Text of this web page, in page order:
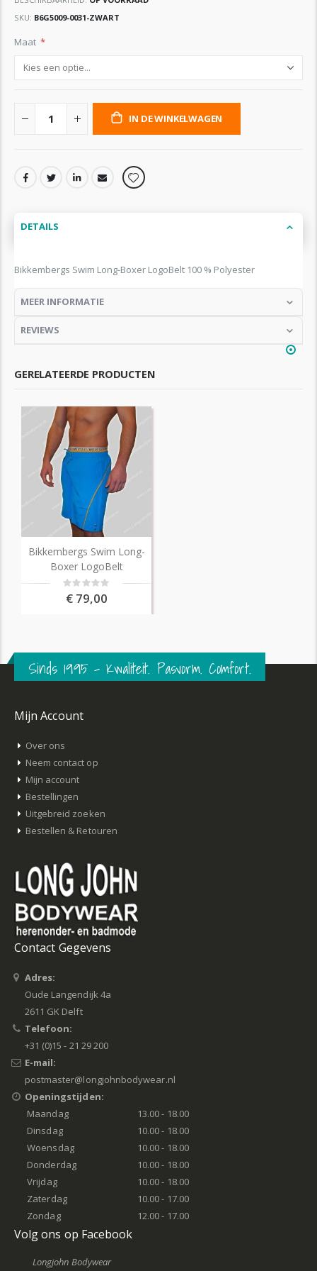
SKU B6G5009-0031-ZWART
Maat
IN DE WINKELWAGEN
DETAILS
Bikkembergs Swim Long-Boxer LogoBelt 100 % Polyester
MEER INFORMATIE
REVIEWS
GERELATEERDE PRODUCTEN
Bikkembergs Swim Long-
Boxer LogoBelt
Rating:
0%
€ 79,00
Sinds 1995 – Kwaliteit. Pasvorm. Comfort.
Mijn Account
Over ons
Neem contact op
Mijn account
Bestellingen
Uitgebreid zoeken
Bestellen & Retouren
Contact Gegevens
Adres:
Oude Langendijk 4a
2611 GK Delft
Telefoon:
+31 (0)15 - 21 29 200
E-mail:
postmaster@longjohnbodywear.nl
Openingstijden:
Maandag
13.00 - 18.00
Dinsdag
10.00 - 18.00
Woensdag
10.00 - 18.00
Donderdag
10.00 - 18.00
Vrijdag
10.00 - 18.00
Zaterdag
10.00 - 17.00
Zondag
12.00 - 17.00
Volg ons op Facebook
Longjohn Bodywear